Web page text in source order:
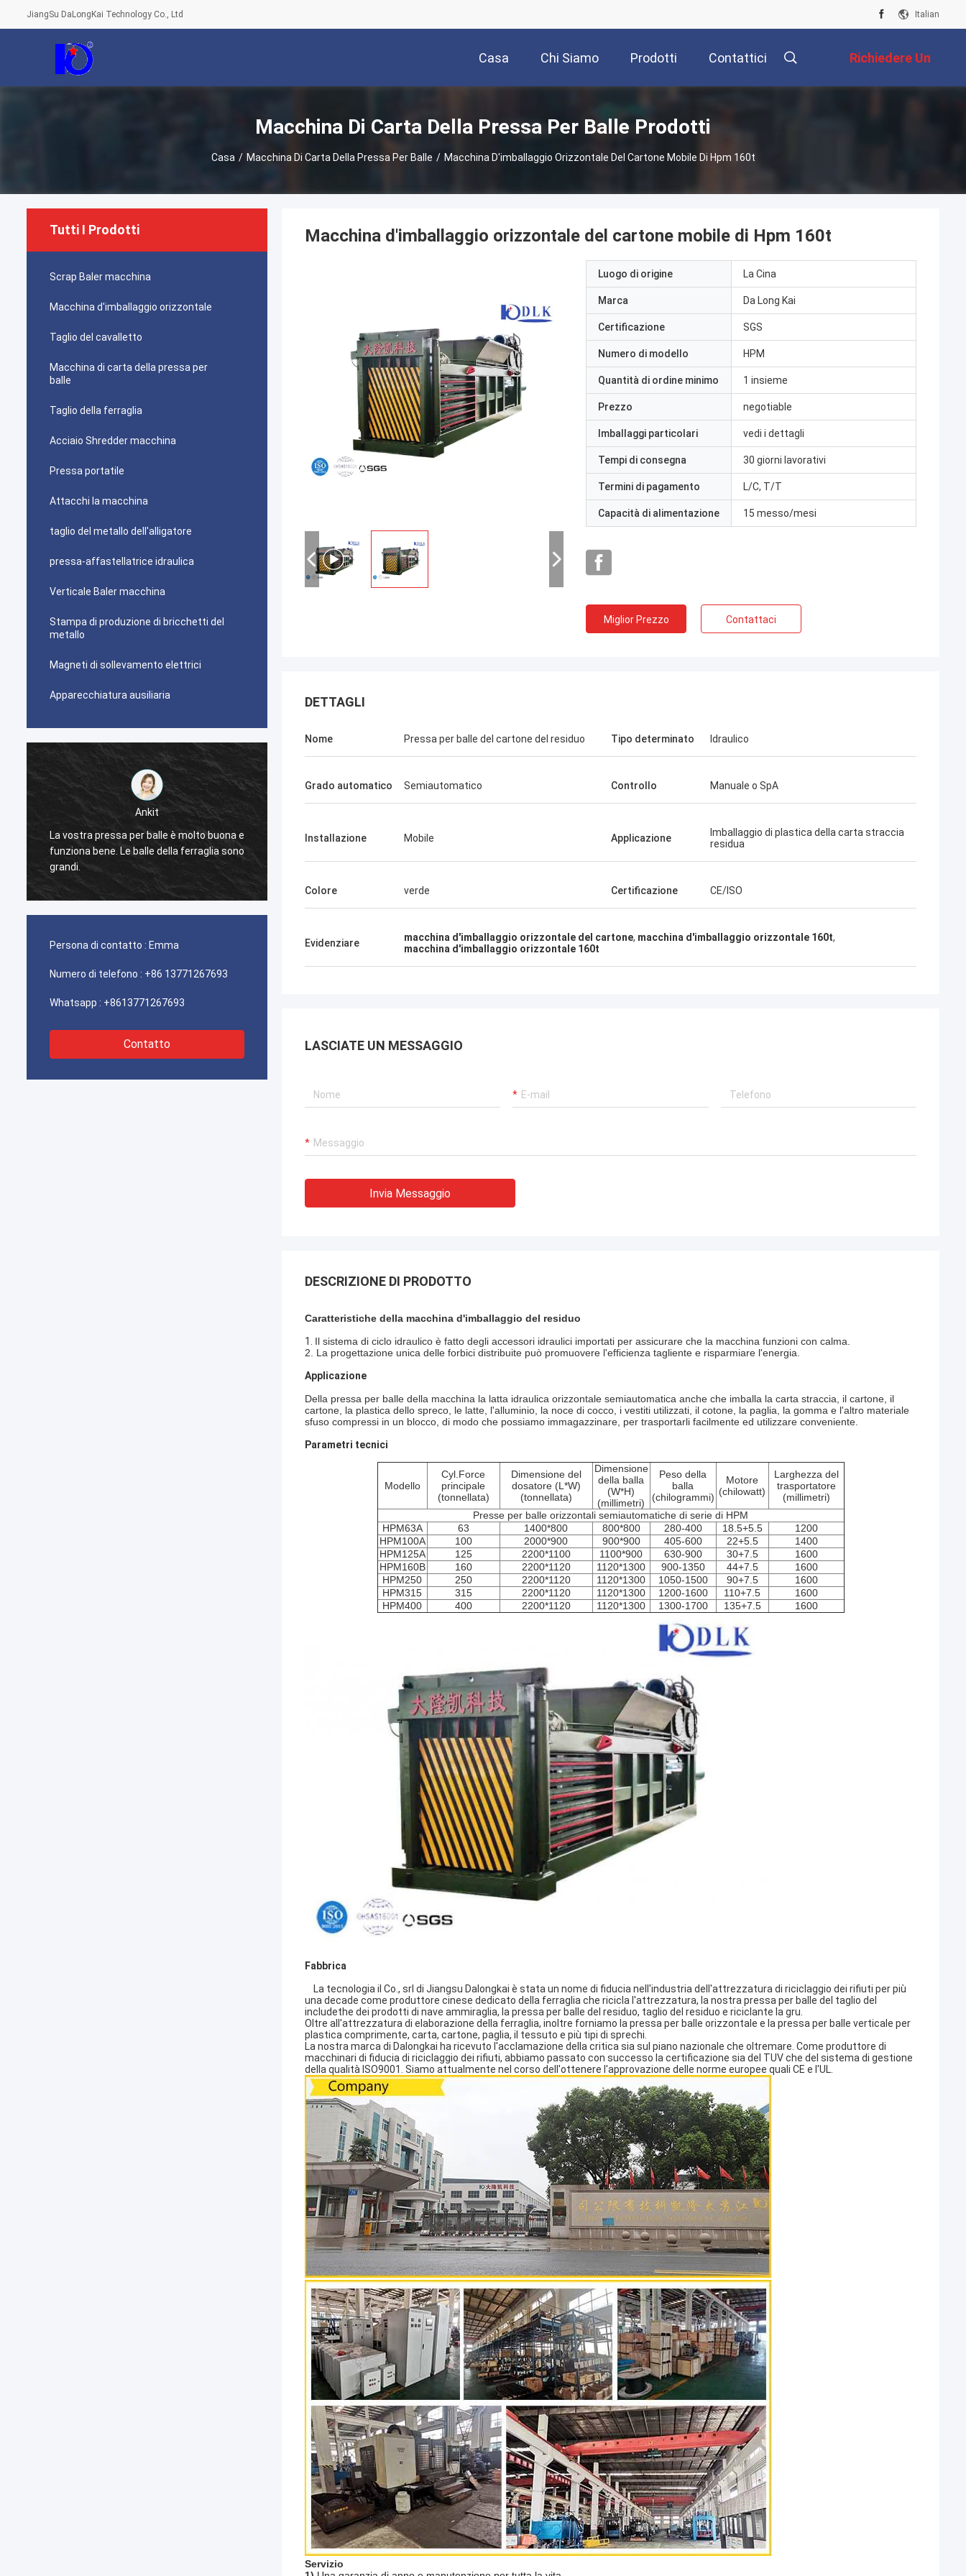
JiangSu DaLongKai Technology Co., Ltd Italian
Casa Chi Siamo Prodotti Contattici Richiedere Un
Preventivo
Macchina Di Carta Della Pressa Per Balle Prodotti
Casa / Macchina Di Carta Della Pressa Per Balle / Macchina D'imballaggio Orizzontale Del Cartone Mobile Di Hpm 160t
Tutti I Prodotti
Scrap Baler macchina
Macchina d'imballaggio orizzontale
Taglio del cavalletto
Macchina di carta della pressa per
balle
Taglio della ferraglia
Acciaio Shredder macchina
Pressa portatile
Attacchi la macchina
taglio del metallo dell'alligatore
pressa-affastellatrice idraulica
Verticale Baler macchina
Stampa di produzione di bricchetti del
metallo
Magneti di sollevamento elettrici
Apparecchiatura ausiliaria
La vostra pressa per balle è molto buona e
funziona bene. Le balle della ferraglia sono
grandi.
La macchina della pressa per balle
funziona molto bene.
Persona di contatto : Emma
Numero di telefono : +86 13771267693
Whatsapp : +8613771267693
Contatto
Macchina d'imballaggio orizzontale del cartone mobile di Hpm 160t
Luogo di origine La Cina
Marca Da Long Kai
Certificazione SGS
Numero di modello HPM
Quantità di ordine minimo 1 insieme
Prezzo negotiable
Imballaggi particolari vedi i dettagli
Tempi di consegna 30 giorni lavorativi
Termini di pagamento L/C, T/T
Capacità di alimentazione 15 messo/mesi
Miglior Prezzo Contattaci
DETTAGLI
Nome Pressa per balle del cartone del residuo Tipo determinato Idraulico
Grado automatico Semiautomatico Controllo Manuale o SpA
Installazione Mobile Applicazione
Imballaggio di plastica della carta straccia
residua
Colore verde Certificazione CE/ISO
Evidenziare macchina d'imballaggio orizzontale del cartone, macchina d'imballaggio orizzontale 160t,
macchina d'imballaggio orizzontale 160t
LASCIATE UN MESSAGGIO
Invia Messaggio
DESCRIZIONE DI PRODOTTO
Caratteristiche della macchina d'imballaggio del residuo
1. Il sistema di ciclo idraulico è fatto degli accessori idraulici importati per assicurare che la macchina funzioni con calma.
2. La progettazione unica delle forbici distribuite può promuovere l'efficienza tagliente e risparmiare l'energia.
Applicazione
Della pressa per balle della macchina la latta idraulica orizzontale semiautomatica anche che imballa la carta straccia, il cartone, il
cartone, la plastica dello spreco, le latte, l'alluminio, la noce di cocco, i vestiti utilizzati, il cotone, la paglia, la gomma e l'altro materiale
sfuso compressi in un blocco, di modo che possiamo immagazzinare, per trasportarli facilmente ed utilizzare conveniente.
Parametri tecnici
Modello
Cyl.Force
principale
(tonnellata)
Dimensione del
dosatore (L*W)
(tonnellata)
Dimensione
della balla
(W*H)
(millimetri)
Peso della
balla
(chilogrammi)
Motore
(chilowatt)
Larghezza del
trasportatore
(millimetri)
Presse per balle orizzontali semiautomatiche di serie di HPM
HPM63A
63 1400*800 800*800 280-400 18.5+5.5
1200
HPM100A
100 2000*900 900*900 405-600 22+5.5
1400
HPM125A
125 2200*1100 1100*900 630-900 30+7.5
1600
HPM160B
160 2200*1120 1120*1300 900-1350 44+7.5
1600
HPM250
250 2200*1120 1120*1300 1050-1500 90+7.5
1600
HPM315
315 2200*1120 1120*1300 1200-1600 110+7.5
1600
HPM400
400 2200*1120 1120*1300 1300-1700 135+7.5 1600
Fabbrica
La tecnologia il Co., srl di Jiangsu Dalongkai è stata un nome di fiducia nell'industria dell'attrezzatura di riciclaggio dei rifiuti per più
una decade come produttore cinese dedicato della ferraglia che ricicla l'attrezzatura, la nostra pressa per balle del taglio del
includethe dei prodotti di nave ammiraglia, la pressa per balle del residuo, taglio del residuo e riciclante la gru.
Oltre all'attrezzatura di elaborazione della ferraglia, inoltre forniamo la pressa per balle orizzontale e la pressa per balle verticale per
plastica comprimente, carta, cartone, paglia, il tessuto e più tipi di sprechi.
La nostra marca di Dalongkai ha ricevuto l'acclamazione della critica sia sul piano nazionale che oltremare. Come produttore di
macchinari di fiducia di riciclaggio dei rifiuti, abbiamo passato con successo la certificazione sia del TUV che del sistema di gestione
della qualità ISO9001. Siamo attualmente nel corso dell'ottenere l'approvazione delle norme europee quali CE e l'UL.
Servizio